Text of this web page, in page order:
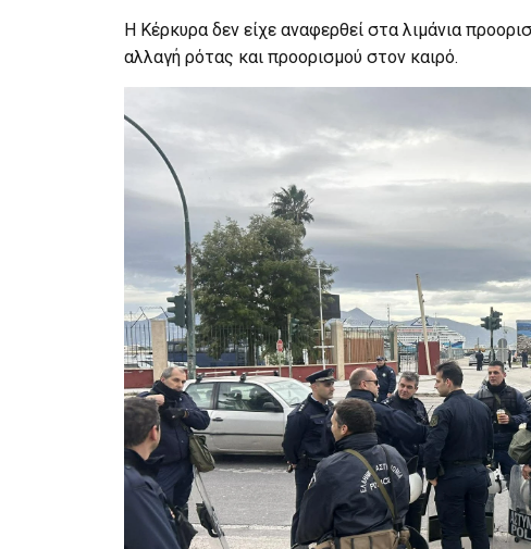
Η Κέρκυρα δεν είχε αναφερθεί στα λιμάνια
αλλαγή ρότας και προορισμού στον καιρό.